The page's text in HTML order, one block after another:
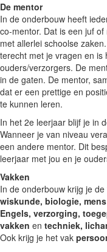
De mentor
In de onderbouw heeft
co-mentor. Dat is een juf
met allerlei schoolse
terecht met je vragen en is
ouders/verzorgers. De
in de gaten. De mentor,
dat er een prettige en
te kunnen leren.
In het 2e leerjaar blijf je in
Wanneer je van niveau
een andere mentor. Dit
leerjaar met jou en je
Vakken
In de onderbouw krijg je
wiskunde, biologie,
Engels, verzorging,
vakken en techniek,
Ook krijg je het vak